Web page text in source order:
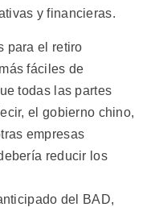
y financieras.
para el retiro
fáciles de
todas las partes
el gobierno chino,
empresas
reducir los
del BAD,